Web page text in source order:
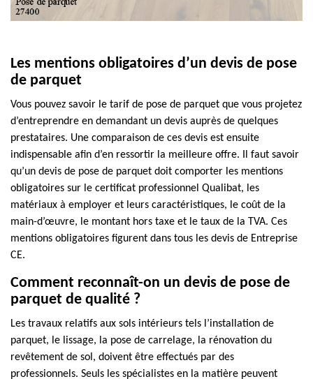
Les mentions obligatoires d’un devis de pose
de parquet
Vous pouvez savoir le tarif de pose de parquet que vous projetez
d’entreprendre en demandant un devis auprès de quelques
prestataires. Une comparaison de ces devis est ensuite
indispensable afin d’en ressortir la meilleure offre. Il faut savoir
qu’un devis de pose de parquet doit comporter les mentions
obligatoires sur le certificat professionnel Qualibat, les
matériaux à employer et leurs caractéristiques, le coût de la
main-d’œuvre, le montant hors taxe et le taux de la TVA. Ces
mentions obligatoires figurent dans tous les devis de Entreprise
CE.
Comment reconnaît-on un devis de pose de
parquet de qualité ?
Les travaux relatifs aux sols intérieurs tels l’installation de
parquet, le lissage, la pose de carrelage, la rénovation du
revêtement de sol, doivent être effectués par des
professionnels. Seuls les spécialistes en la matière peuvent